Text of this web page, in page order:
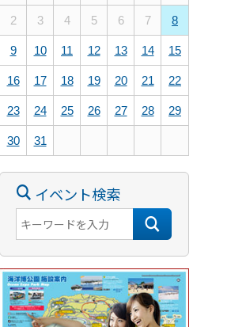
2 3 4 5 6 7 8
9 10 11 12 13 14 15
16 17 18 19 20 21 22
23 24 25 26 27 28 29
30 31
イベント検索